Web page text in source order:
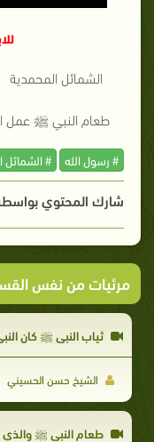
الشمائل المحمدية
طعام النبي ﷺ عمل
# رسول الله # الشمائل
شارك المحتوي
مرئيات من نفس
ثياب النبي ﷺ كان
الشيخ حسن الحسيني
طعام النبي ﷺ والذي